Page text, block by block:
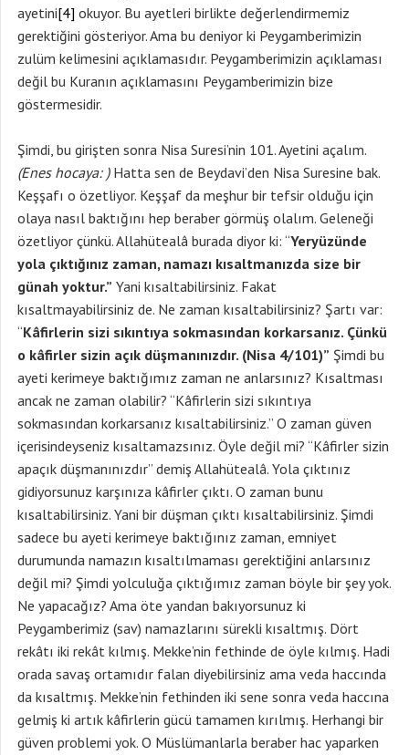
ayetini[4] okuyor. Bu ayetleri birlikte değerlendirmemiz
gerektiğini gösteriyor. Ama bu deniyor ki Peygamberimizin
zulüm kelimesini açıklamasıdır. Peygamberimizin açıklaması
değil bu Kuranın açıklamasını Peygamberimizin bize
göstermesidir.
Şimdi, bu girişten sonra Nisa Suresi’nin 101. Ayetini açalım.
(Enes hocaya: )Hatta sen de Beydavi’den Nisa Suresine bak.
Keşşafı o özetliyor. Keşşaf da meşhur bir tefsir olduğu için
olaya nasıl baktığını hep beraber görmüş olalım. Geleneği
özetliyor çünkü. Allahütealâ burada diyor ki: “Yeryüzünde
yola çıktığınız zaman, namazı kısaltmanızda size bir
günah yoktur.” Yani kısaltabilirsiniz. Fakat
kısaltmayabilirsiniz de. Ne zaman kısaltabilirsiniz? Şartı var:
“Kâfirlerin sizi sıkıntıya sokmasından korkarsanız. Çünkü
o kâfirler sizin açık düşmanınızdır. (Nisa 4/101)” Şimdi bu
ayeti kerimeye baktığımız zaman ne anlarsınız? Kısaltması
ancak ne zaman olabilir? “Kâfirlerin sizi sıkıntıya
sokmasından korkarsanız kısaltabilirsiniz.” O zaman güven
içerisindeyseniz kısaltamazsınız. Öyle değil mi? “Kâfirler sizin
apaçık düşmanınızdır” demiş Allahütealâ. Yola çıktınız
gidiyorsunuz karşınıza kâfirler çıktı. O zaman bunu
kısaltabilirsiniz. Yani bir düşman çıktı kısaltabilirsiniz. Şimdi
sadece bu ayeti kerimeye baktığınız zaman, emniyet
durumunda namazın kısaltılmaması gerektiğini anlarsınız
değil mi? Şimdi yolculuğa çıktığımız zaman böyle bir şey yok.
Ne yapacağız? Ama öte yandan bakıyorsunuz ki
Peygamberimiz (sav) namazlarını sürekli kısaltmış. Dört
rekâtı iki rekât kılmış. Mekke’nin fethinde de öyle kılmış. Hadi
orada savaş ortamıdır falan diyebilirsiniz ama veda haccında
da kısaltmış. Mekke’nin fethinden iki sene sonra veda haccına
gelmiş ki artık kâfirlerin gücü tamamen kırılmış. Herhangi bir
güven problemi yok. O Müslümanlarla beraber hac yaparken